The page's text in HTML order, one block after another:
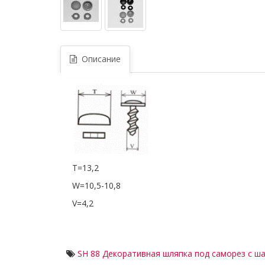
Описание
T=13,2
W=10,5-10,8
V=4,2
SH 88 Декоративная шляпка под саморез с